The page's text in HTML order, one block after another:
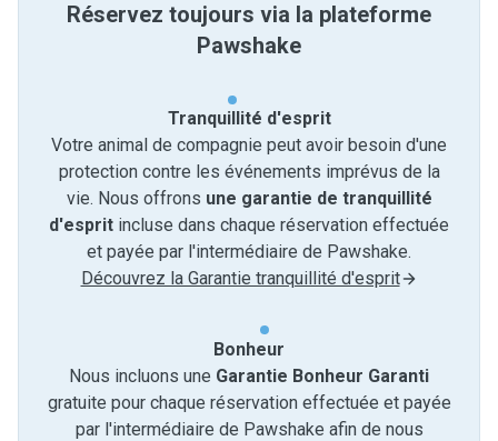
Réservez toujours via la plateforme
Pawshake
Tranquillité d'esprit
Votre animal de compagnie peut avoir besoin d'une
protection contre les événements imprévus de la
vie. Nous offrons une garantie de tranquillité
d'esprit incluse dans chaque réservation effectuée
et payée par l'intermédiaire de Pawshake.
Découvrez la Garantie tranquillité d'esprit
Bonheur
Nous incluons une Garantie Bonheur Garanti
gratuite pour chaque réservation effectuée et payée
par l'intermédiaire de Pawshake afin de nous